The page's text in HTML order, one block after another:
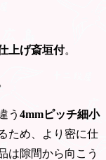
上げ斎垣付。
う 4mmピッチ細小
ため、より密に仕
は隙間から向こう